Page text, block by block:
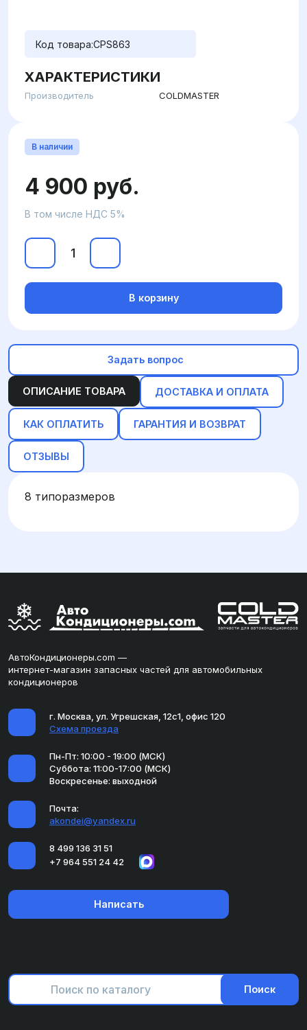
Код товара:CPS863
ХАРАКТЕРИСТИКИ
Производитель COLDMASTER
ОПИСАНИЕ ТОВАРА ДОСТАВКА И ОПЛАТА
КАК ОПЛАТИТЬ ГАРАНТИЯ И ВОЗВРАТ
ОТЗЫВЫ
8 типоразмеров
В наличии
4 900 руб.
В том числе НДС 5%
В корзину
Задать вопрос
АвтоКондиционеры.com —
интернет-магазин запасных частей для автомобильных
кондиционеров
г. Москва, ул. Угрешская, 12с1, офис 120
Схема проезда
Пн-Пт: 10:00 - 19:00 (МСК)
Суббота: 11:00-17:00 (МСК)
Воскресенье: выходной
Почта:
akondei@yandex.ru
8 499 136 31 51
+7 964 551 24 42
Написать
Поиск